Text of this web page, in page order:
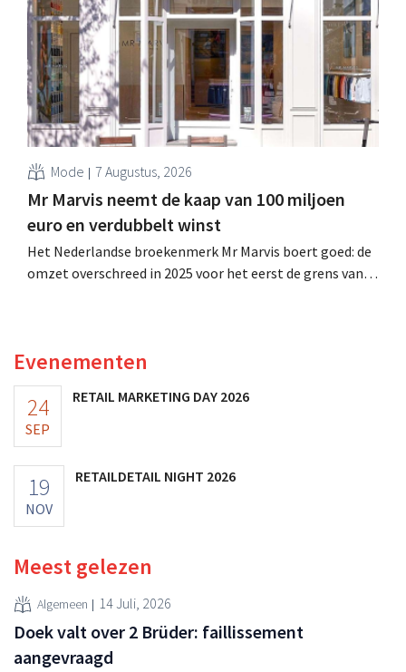
verhoogt het bedrijf ook zijn vooruitzichten voor het
volledige boekjaar.
Mode 7 Augustus, 2026
Mr Marvis neemt de kaap van 100 miljoen
euro en verdubbelt winst
Het Nederlandse broekenmerk Mr Marvis boert goed: de
omzet overschreed in 2025 voor het eerst de grens van
Evenementen
24
SEP
RETAIL MARKETING DAY 2026
19
NOV
RETAILDETAIL NIGHT 2026
Meest gelezen
Algemeen 14 Juli, 2026
Doek valt over 2 Brüder: faillissement
aangevraagd